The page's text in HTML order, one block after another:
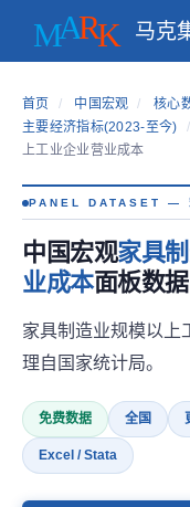
马克
首页 / 中国宏观 / 核心
主要经济指标(2023-至今)
/
上工业企业营业成本
PANEL DATASET —
中国宏观家具
业成本面板数据
家具制造业规模以上
理自国家统计局。
免费数据 全国
Excel / Stata